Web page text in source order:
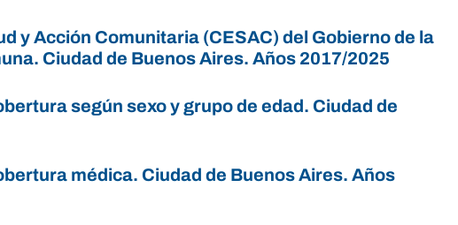
y Acción Comunitaria (CESAC) del Gobierno de la
Ciudad de Buenos Aires. Años 2017/2025
según sexo y grupo de edad. Ciudad de
médica. Ciudad de Buenos Aires. Años